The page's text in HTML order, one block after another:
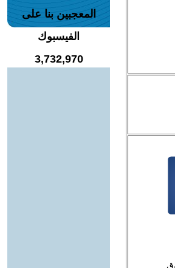
المعجبين بنا على
الفيسبوك
3,732,970